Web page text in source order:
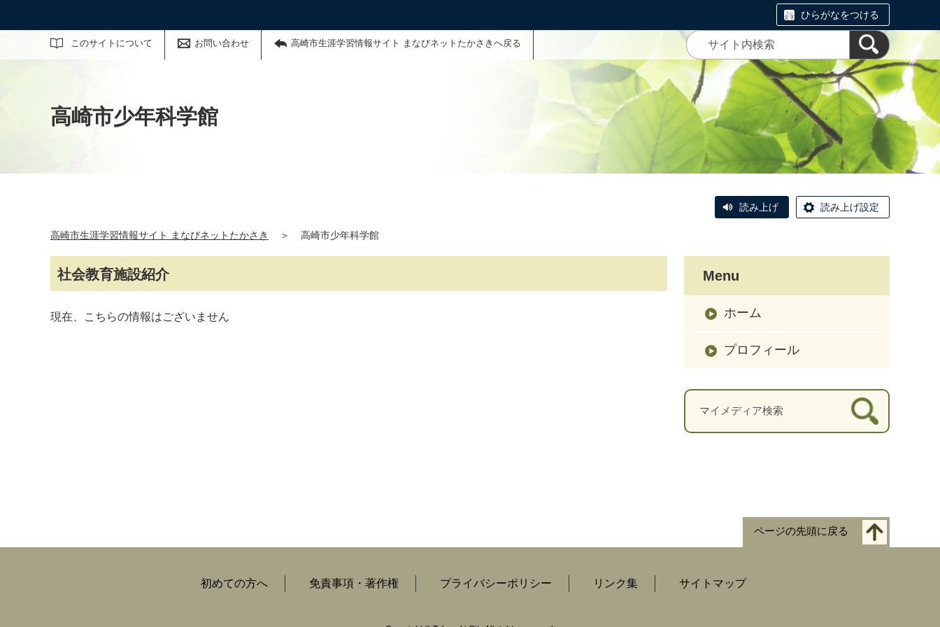
ひらがなをつける
このサイトについて お問い合わせ 高崎市生涯学習情報サイト まなびネットたかさきへ戻る
サイト内検索
高崎市少年科学館
読み上げ 読み上げ設定
高崎市生涯学習情報サイト まなびネットたかさき ＞ 高崎市少年科学館
社会教育施設紹介
現在、こちらの情報はございません
Menu
ホーム
プロフィール
ページの先頭に戻る
初めての方へ 免責事項・著作権 プライバシーポリシー リンク集 サイトマップ